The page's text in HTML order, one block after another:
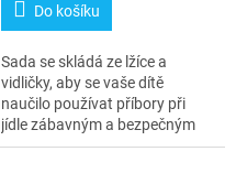
Do košíku
Sada se skládá ze lžíce a
vidličky, aby se vaše dítě
naučilo používat příbory při
jídle zábavným a bezpečným
způsobem...